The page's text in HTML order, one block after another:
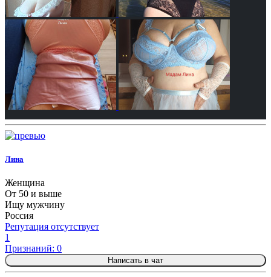
Лина
Женщина
От 50 и выше
Ищу мужчину
Россия
Репутация отсутствует
1
Признаний: 0
Написать в чат